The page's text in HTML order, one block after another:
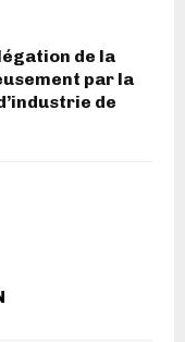
de la
par la
de